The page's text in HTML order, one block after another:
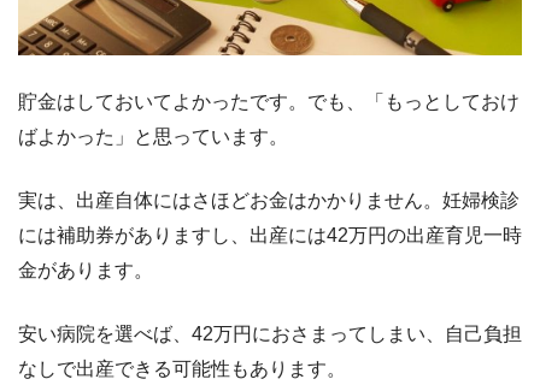
貯金はしておいてよかったです。でも、「もっとしておけ
ばよかった」と思っています。
実は、出産自体にはさほどお金はかかりません。妊婦検診
には補助券がありますし、出産には42万円の出産育児一時
金があります。
安い病院を選べば、42万円におさまってしまい、自己負担
なしで出産できる可能性もあります。